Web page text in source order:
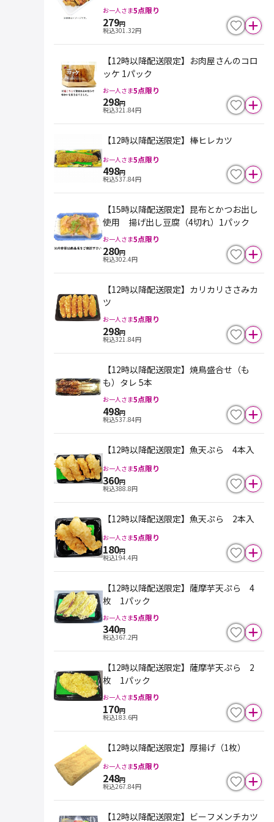
本体198円）
お一人さま5点限り
279円
税込301.32円
【12時以降配送限定】お肉屋さんのコロ
ッケ 1パック
お一人さま5点限り
298円
税込321.84円
【12時以降配送限定】棒ヒレカツ
お一人さま5点限り
498円
税込537.84円
【15時以降配送限定】昆布とかつお出し
使用 揚げ出し豆腐（4切れ）1パック
お一人さま5点限り
280円
税込302.4円
【12時以降配送限定】カリカリささみカ
ツ
お一人さま5点限り
298円
税込321.84円
【12時以降配送限定】焼鳥盛合せ（も
も）タレ 5本
お一人さま5点限り
498円
税込537.84円
【12時以降配送限定】魚天ぷら 4本入
お一人さま5点限り
360円
税込388.8円
【12時以降配送限定】魚天ぷら 2本入
お一人さま5点限り
180円
税込194.4円
【12時以降配送限定】薩摩芋天ぷら 4
枚 1パック
お一人さま5点限り
340円
税込367.2円
【12時以降配送限定】薩摩芋天ぷら 2
枚 1パック
お一人さま5点限り
170円
税込183.6円
【12時以降配送限定】厚揚げ（1枚）
お一人さま5点限り
248円
税込267.84円
【12時以降配送限定】ビーフメンチカツ